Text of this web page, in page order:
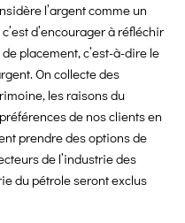
l’argent comme un
d’encourager à réfléchir
placement, c’est-à-dire le
On collecte des
les raisons du
de nos clients en
prendre des options de
de l’industrie des
du pétrole seront exclus